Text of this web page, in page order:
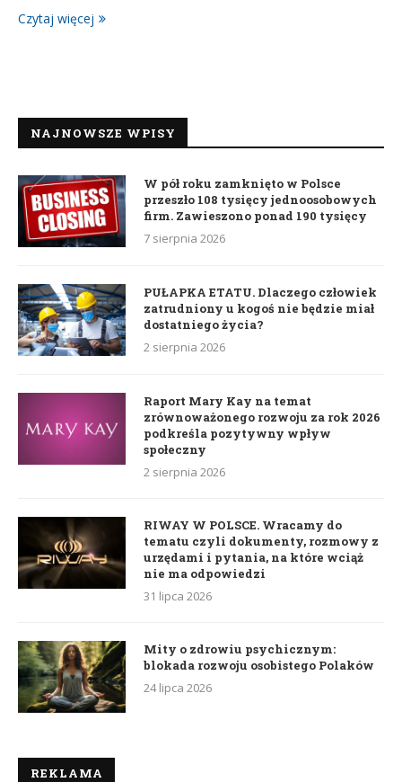
Czytaj więcej
NAJNOWSZE WPISY
W pół roku zamknięto w Polsce
przeszło 108 tysięcy jednoosobowych
firm. Zawieszono ponad 190 tysięcy
7 sierpnia 2026
PUŁAPKA ETATU. Dlaczego człowiek
zatrudniony u kogoś nie będzie miał
dostatniego życia?
2 sierpnia 2026
Raport Mary Kay na temat
zrównoważonego rozwoju za rok 2026
podkreśla pozytywny wpływ
społeczny
2 sierpnia 2026
RIWAY W POLSCE. Wracamy do
tematu czyli dokumenty, rozmowy z
urzędami i pytania, na które wciąż
nie ma odpowiedzi
31 lipca 2026
Mity o zdrowiu psychicznym:
blokada rozwoju osobistego Polaków
24 lipca 2026
REKLAMA